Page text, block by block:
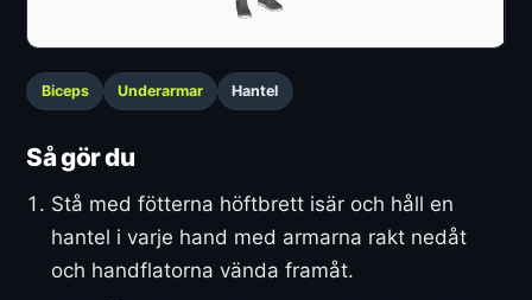
Biceps Underarmar Hantel
Så gör du
Stå med fötterna höftbrett isär och håll en
hantel i varje hand med armarna rakt nedåt
och handflatorna vända framåt.